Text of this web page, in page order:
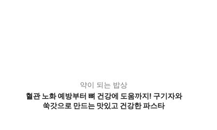
약이 되는 밥상
혈관 노화 예방부터 뼈 건강에 도움까지! 구기자와
쑥갓으로 만드는 맛있고 건강한 파스타